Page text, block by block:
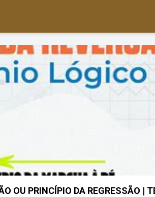
OU PRINCÍPIO DA REGRESSÃO |